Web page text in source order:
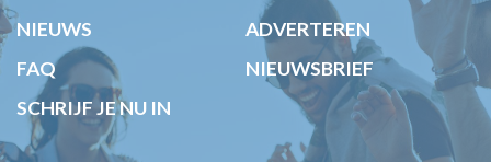
NIEUWS
ADVERTEREN
FAQ
NIEUWSBRIEF
SCHRIJF JE NU IN